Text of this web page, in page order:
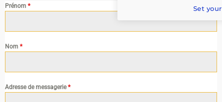
Prénom *
Nom *
Adresse de messagerie*
Set